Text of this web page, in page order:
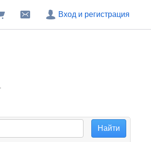
Вход и регистрация